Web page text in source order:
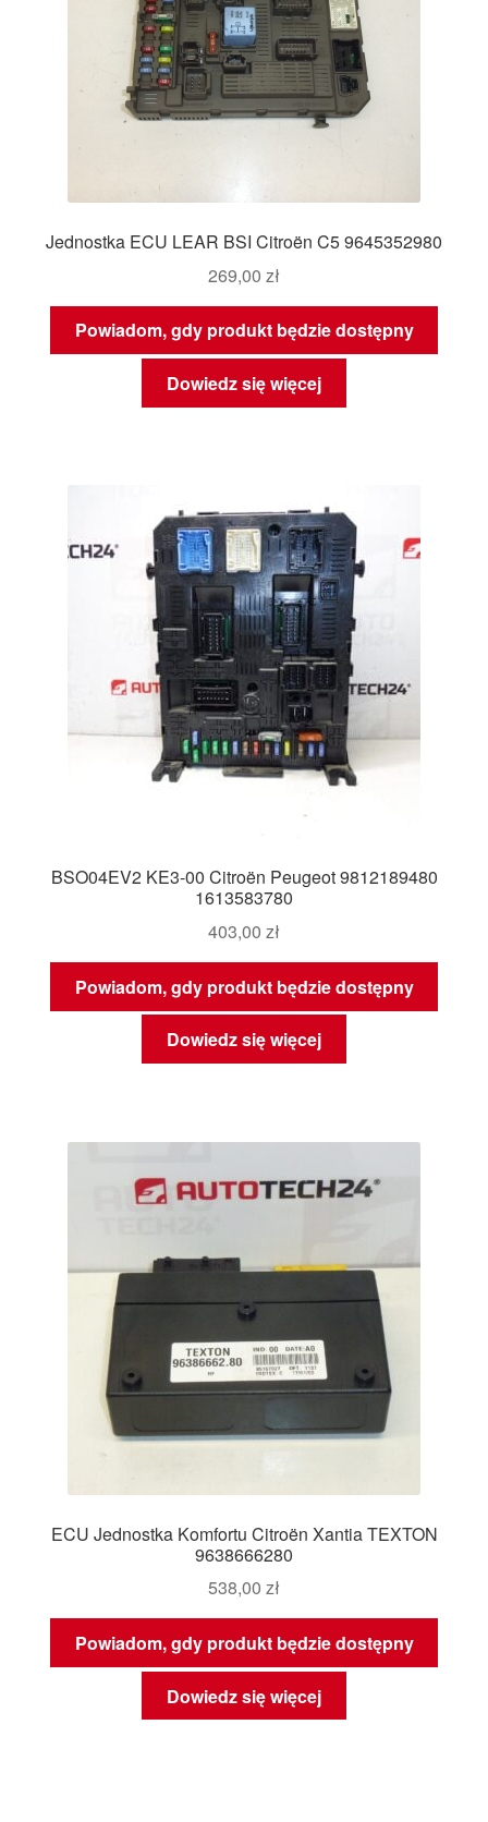
Jednostka ECU LEAR BSI Citroën C5 9645352980
269,00 zł
Powiadom, gdy produkt będzie dostępny
Dowiedz się więcej
BSO04EV2 KE3-00 Citroën Peugeot 9812189480
1613583780
403,00 zł
Powiadom, gdy produkt będzie dostępny
Dowiedz się więcej
ECU Jednostka Komfortu Citroën Xantia TEXTON
9638666280
538,00 zł
Powiadom, gdy produkt będzie dostępny
Dowiedz się więcej